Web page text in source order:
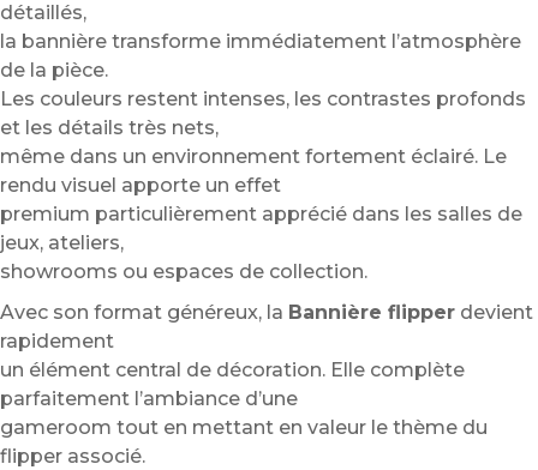
détaillés,
la bannière transforme immédiatement l’atmosphère
de la pièce.
Les couleurs restent intenses, les contrastes profonds
et les détails très nets,
même dans un environnement fortement éclairé. Le
rendu visuel apporte un effet
premium particulièrement apprécié dans les salles de
jeux, ateliers,
showrooms ou espaces de collection.
Avec son format généreux, la Bannière flipper devient
rapidement
un élément central de décoration. Elle complète
parfaitement l’ambiance d’une
gameroom tout en mettant en valeur le thème du
flipper associé.